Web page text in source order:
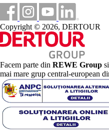
Copyright © 2026, DERTOUR
Facem parte din REWE Group
mai mare grup central-european